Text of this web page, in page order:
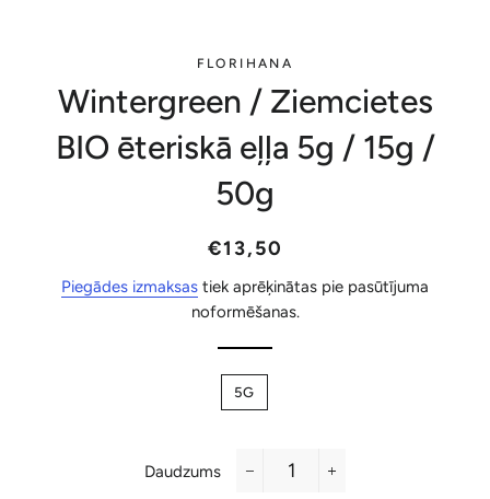
FLORIHANA
Wintergreen / Ziemcietes
BIO ēteriskā eļļa 5g / 15g /
50g
Parastā
Akcijas
€13,50
Piegādes izmaksas tiek aprēķinātas pie pasūtījuma
noformēšanas.
5G
Daudzums